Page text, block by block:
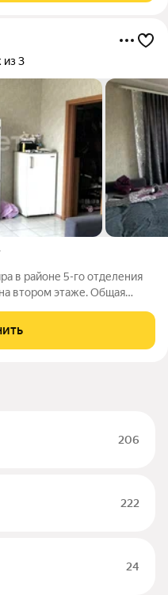
из 3
в районе 5-го отделения
втором этаже. Общая
206
222
24